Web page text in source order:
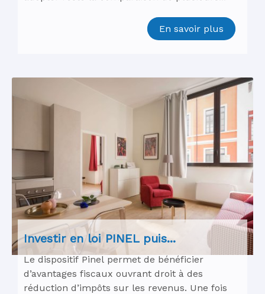
En savoir plus
Investir en loi PINEL puis...
Le dispositif Pinel permet de bénéficier
d’avantages fiscaux ouvrant droit à des
réduction d’impôts sur les revenus. Une fois